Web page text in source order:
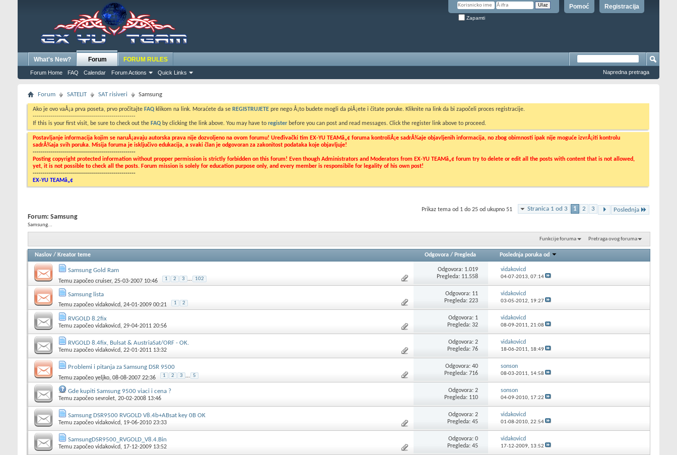
Registracija
Pomoć
Zapamti
What's New? Forum
Forum Home FAQ Calendar Forum Actions Quick Links
FORUM RULES
Napredna pretraga
Forum SATELIT SAT risiveri Samsung
Ako je ovo vaÅ¡a prva poseta, prvo pročitajte FAQ klikom na link. Moraćete da se REGISTRUJETE pre nego Å¡to budete mogli da piÅ¡ete i čitate poruke. Kliknite na link da bi započeli proces registracije.
---------------------------------------------------
If this is your first visit, be sure to check out the FAQ by clicking the link above. You may have to register before you can post and read messages. Click the register link above to proceed.
Postavljanje informacija kojim se naruÅ¡avaju autorska prava nije dozvoljeno na ovom forumu! Uređivački tim EX-YU TEAMâ„¢ foruma kontroliÅ¡e sadrÅ¾aje objavljenih informacija, no zbog obimnosti ipak nije moguće izvrÅ¡iti kontrolu
sadrÅ¾aja svih poruka. Misija foruma je isključivo edukacija, a svaki član je odgovoran za zakonitost podataka koje objavljuje!
---------------------------------------------------
Posting copyright protected information without propper permission is strictly forbidden on this forum! Even though Administrators and Moderators from EX-YU TEAMâ„¢ forum try to delete or edit all the posts with content that is not allowed,
yet, it is not possible to check all the posts. Forum mission is solely for education purpose only, and every member is responsibile for legality of his own post!
---------------------------------------------------
EX-YU TEAMâ„¢
Stranica 1 od 3 1 2 3 Poslednja
Prikaz tema od 1 do 25 od ukupno 51
Forum: Samsung
Samsung...
Funkcije foruma Pretraga ovog foruma
Naslov / Kreator teme Odgovora / Pregleda Poslednja poruka od
Samsung Gold Ram
Temu započeo cruiser, 25-03-2007 10:46 1 2 3 ... 102
Odgovora: 1.019
Pregleda: 11.558
vidakovicd
04-07-2013, 07:14
Samsung lista
Temu započeo vidakovicd, 24-01-2009 00:21 1 2
Odgovora: 11
Pregleda: 223
vidakovicd
03-05-2012, 19:27
RVGOLD 8.2fix
Temu započeo vidakovicd, 29-04-2011 20:56
Odgovora: 1
Pregleda: 32
vidakovicd
08-09-2011, 21:08
RVGOLD 8.4fix, Bulsat & AustriaSat/ORF - OK.
Temu započeo vidakovicd, 22-01-2011 13:32
Odgovora: 2
Pregleda: 76
vidakovicd
18-06-2011, 18:49
Problemi i pitanja za Samsung DSR 9500
Temu započeo yeljko, 08-08-2007 22:36 1 2 3 ... 5
Odgovora: 40
Pregleda: 716
sonson
08-03-2011, 14:58
Gde kupiti Samsung 9500 viaci i cena ?
Temu započeo sevrolet, 20-02-2008 13:46
Odgovora: 2
Pregleda: 110
sonson
04-09-2010, 17:22
Samsung DSR9500 RVGOLD V8.4b+ABsat key 0B OK
Temu započeo vidakovicd, 19-06-2010 23:33
Odgovora: 2
Pregleda: 45
vidakovicd
01-08-2010, 22:54
SamsungDSR9500_RVGOLD_V8.4.Bin
Temu započeo vidakovicd, 17-12-2009 13:52
Odgovora: 0
Pregleda: 45
vidakovicd
17-12-2009, 13:52